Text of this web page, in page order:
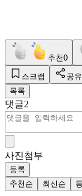
추천0
스크랩 공유
목록
댓글2
사진첨부
등록
추천순
최신순